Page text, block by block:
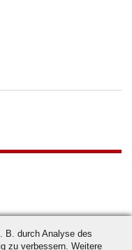
B. durch Analyse des
zu verbessern. Weitere